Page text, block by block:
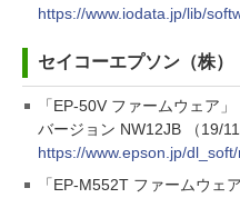
https://www.iodata.jp/lib/
セイコーエプソン（株）
「EP-50V ファームウェア」
バージョン NW12JB （19/
https://www.epson.jp/
「EP-M552T ファームウェア